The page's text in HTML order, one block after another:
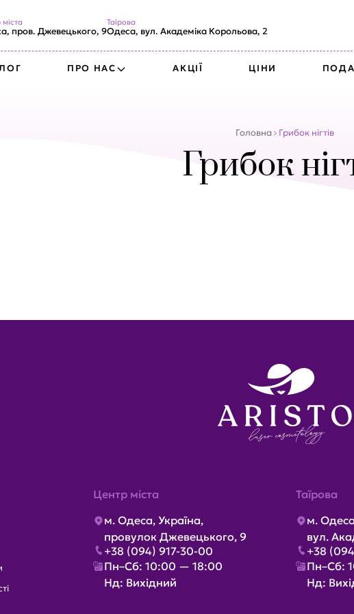
пров. Джевецького, 9
Таїрова
Одеса, вул. Академіка Корольова, 2
ПРО НАС АКЦІЇ ЦІНИ
Головна Грибок нігтів
Грибок
Центр міста
м. Одеса, Україна,
провулок Джевецького, 9
+38 (094) 917-30-00
Пн–Сб: 10:00 — 18:00
Нд: Вихідний
Таїрова
м.
вул.
+38
Пн–Сб:
Нд: